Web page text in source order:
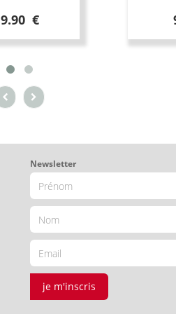
9.90 €
Newsletter
je m'inscris